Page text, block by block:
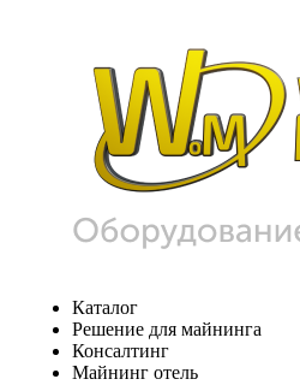
Каталог
Решение для майнинга
Консалтинг
Майнинг отель